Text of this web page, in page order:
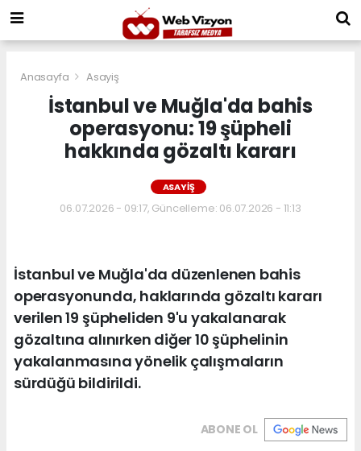
Anasayfa Asayiş
İstanbul ve Muğla'da bahis
operasyonu: 19 şüpheli
hakkında gözaltı kararı
ASAYIŞ
06.07.2026 - 09:17, Güncelleme: 06.07.2026 - 11:13
İstanbul ve Muğla'da düzenlenen bahis
operasyonunda, haklarında gözaltı kararı
verilen 19 şüpheliden 9'u yakalanarak
gözaltına alınırken diğer 10 şüphelinin
yakalanmasına yönelik çalışmaların
sürdüğü bildirildi.
ABONE OL